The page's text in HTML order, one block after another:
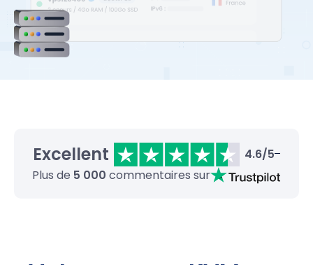
Excellent
4.6/5
Plus de 5 000 commentaires sur